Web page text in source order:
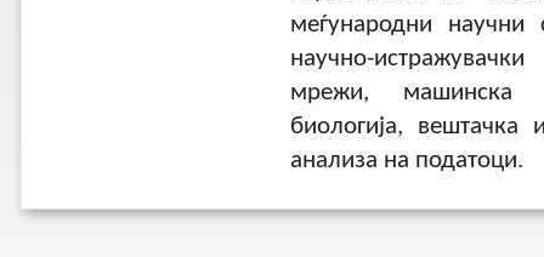
меѓународни научни
научно-
мрежи, машинска
биологија, вештачка
анализа на податоци.